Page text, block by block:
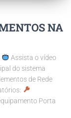
NA
Assista o vídeo
do sistema
de Rede
Porta